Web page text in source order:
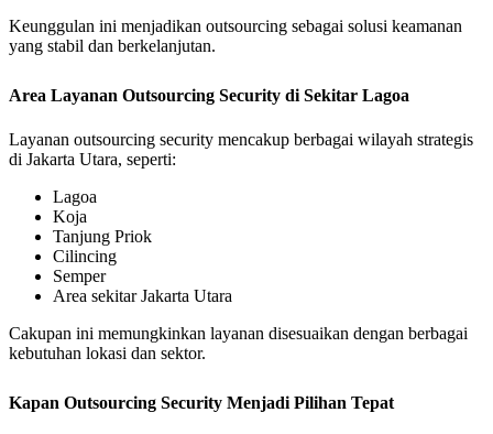
Keunggulan ini menjadikan outsourcing sebagai solusi keamanan
yang stabil dan berkelanjutan.
Area Layanan Outsourcing Security di Sekitar Lagoa
Layanan outsourcing security mencakup berbagai wilayah strategis
di Jakarta Utara, seperti:
Lagoa
Koja
Tanjung Priok
Cilincing
Semper
Area sekitar Jakarta Utara
Cakupan ini memungkinkan layanan disesuaikan dengan berbagai
kebutuhan lokasi dan sektor.
Kapan Outsourcing Security Menjadi Pilihan Tepat